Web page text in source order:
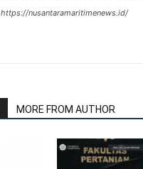
https://nusantaramaritimenews.id/
MORE FROM AUTHOR